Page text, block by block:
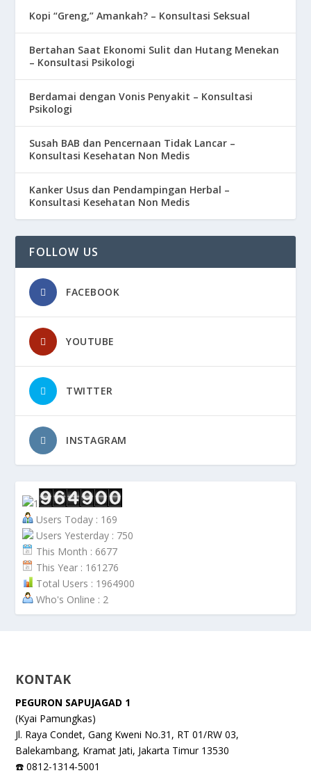
Kopi “Greng,” Amankah? – Konsultasi Seksual
Bertahan Saat Ekonomi Sulit dan Hutang Menekan
– Konsultasi Psikologi
Berdamai dengan Vonis Penyakit – Konsultasi
Psikologi
Susah BAB dan Pencernaan Tidak Lancar –
Konsultasi Kesehatan Non Medis
Kanker Usus dan Pendampingan Herbal –
Konsultasi Kesehatan Non Medis
FOLLOW US
FACEBOOK
YOUTUBE
TWITTER
INSTAGRAM
Users Today : 169
Users Yesterday : 750
This Month : 6677
This Year : 161276
Total Users : 1964900
Who's Online : 2
KONTAK
PEGURON SAPUJAGAD 1
(Kyai Pamungkas)
Jl. Raya Condet, Gang Kweni No.31, RT 01/RW 03,
Balekambang, Kramat Jati, Jakarta Timur 13530
☎️ 0812-1314-5001